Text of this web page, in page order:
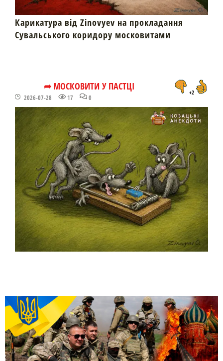
Карикатура від Zinovyev на прокладання
Сувальського коридору московитами
➦ МОСКОВИТИ У ПАСТЦІ
2026-07-28 17 0
+2